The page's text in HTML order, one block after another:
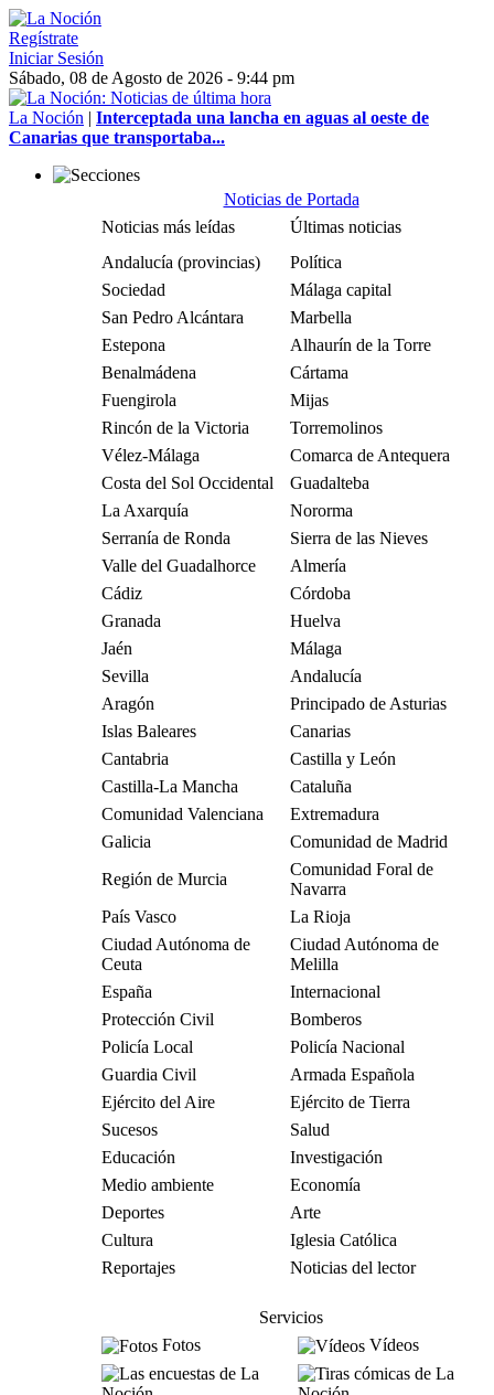
Regístrate
Iniciar Sesión
Sábado, 08 de Agosto de 2026 - 9:44 pm
La Noción | Interceptada una lancha en aguas al oeste de
Canarias que transportaba...
Noticias de Portada
Noticias más leídas
Últimas noticias
Andalucía (provincias)
Política
Sociedad
Málaga capital
San Pedro Alcántara
Marbella
Estepona
Alhaurín de la Torre
Benalmádena
Cártama
Fuengirola
Mijas
Rincón de la Victoria
Torremolinos
Vélez-Málaga
Comarca de Antequera
Costa del Sol Occidental
Guadalteba
La Axarquía
Nororma
Serranía de Ronda
Sierra de las Nieves
Valle del Guadalhorce
Almería
Cádiz
Córdoba
Granada
Huelva
Jaén
Málaga
Sevilla
Andalucía
Aragón
Principado de Asturias
Islas Baleares
Canarias
Cantabria
Castilla y León
Castilla-La Mancha
Cataluña
Comunidad Valenciana
Extremadura
Galicia
Comunidad de Madrid
Región de Murcia
Comunidad Foral de
Navarra
País Vasco
La Rioja
Ciudad Autónoma de
Ceuta
Ciudad Autónoma de
Melilla
España
Internacional
Protección Civil
Bomberos
Policía Local
Policía Nacional
Guardia Civil
Armada Española
Ejército del Aire
Ejército de Tierra
Sucesos
Salud
Educación
Investigación
Medio ambiente
Economía
Deportes
Arte
Cultura
Iglesia Católica
Reportajes
Noticias del lector
Servicios
Fotos
Vídeos